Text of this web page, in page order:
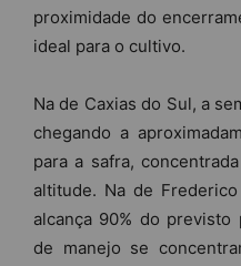
proximidade do
ideal para o cultivo.
Na de Caxias do Sul, a
chegando a
para a safra,
altitude. Na de
alcança 90% do previsto
de manejo se